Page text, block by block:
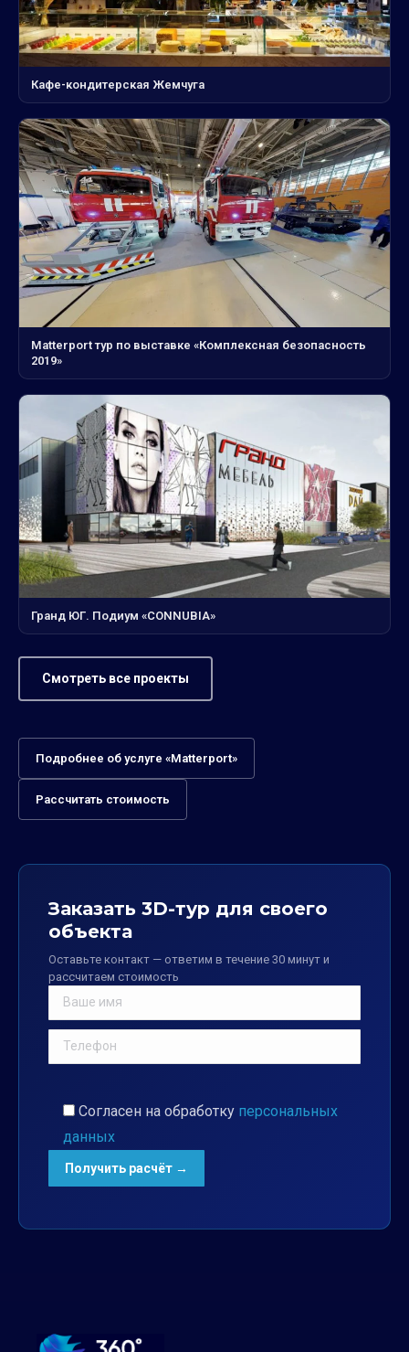
Кафе-кондитерская Жемчуга
Matterport тур по выставке «Комплексная безопасность
2019»
Гранд ЮГ. Подиум «CONNUBIA»
Смотреть все проекты
Подробнее об услуге «Matterport»
Рассчитать стоимость
Заказать 3D-тур для своего
объекта
Оставьте контакт — ответим в течение 30 минут и
рассчитаем стоимость
Согласен на обработку персональных
данных